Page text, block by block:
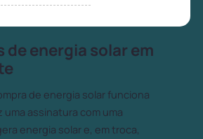
de energia solar em
de energia solar funciona
uma assinatura com uma
energia solar e, em troca,